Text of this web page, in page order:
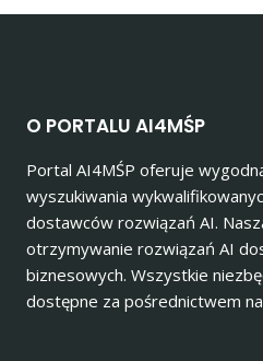
O PORTALU AI4MŚP
Portal AI4MŚP oferuje
wyszukiwania
dostawców rozwiązań AI.
otrzymywanie rozwiązań AI
biznesowych. Wszystkie
dostępne za pośrednictwem